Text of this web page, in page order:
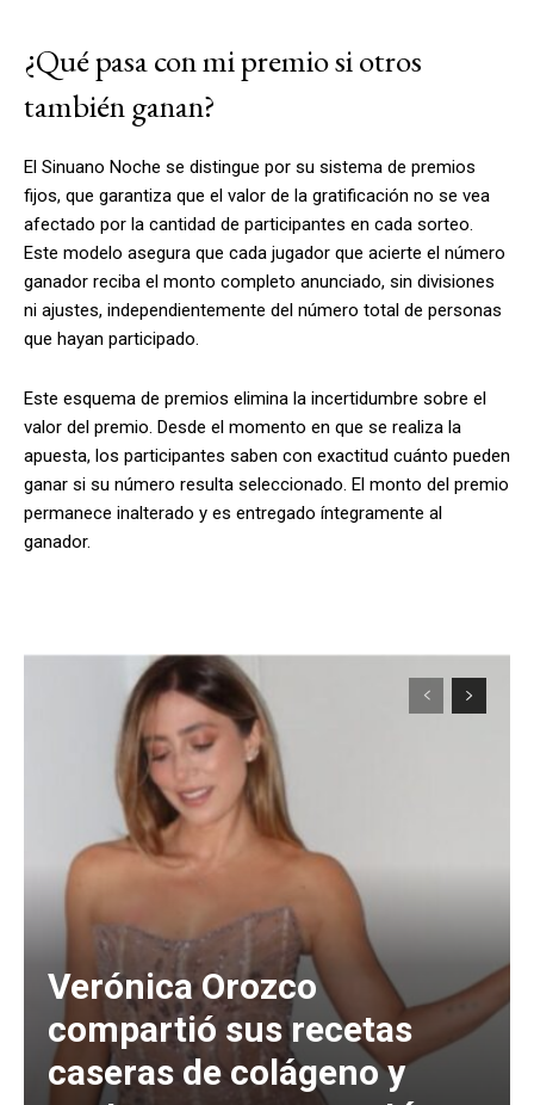
¿Qué pasa con mi premio si otros
también ganan?
El Sinuano Noche se distingue por su sistema de premios
fijos, que garantiza que el valor de la gratificación no se vea
afectado por la cantidad de participantes en cada sorteo.
Este modelo asegura que cada jugador que acierte el número
ganador reciba el monto completo anunciado, sin divisiones
ni ajustes, independientemente del número total de personas
que hayan participado.
Este esquema de premios elimina la incertidumbre sobre el
valor del premio. Desde el momento en que se realiza la
apuesta, los participantes saben con exactitud cuánto pueden
ganar si su número resulta seleccionado. El monto del premio
permanece inalterado y es entregado íntegramente al
ganador.
Verónica Orozco
compartió sus recetas
caseras de colágeno y